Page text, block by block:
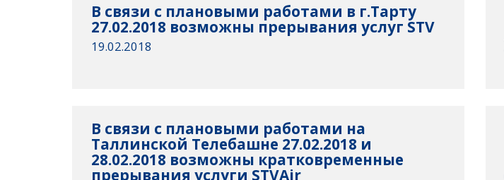
В связи с плановыми работами в г.Тарту
27.02.2018 возможны прерывания услуг STV
19.02.2018
В связи с плановыми работами на
Таллинской Телебашне 27.02.2018 и
28.02.2018 возможны кратковременные
прерывания услуги STVAir